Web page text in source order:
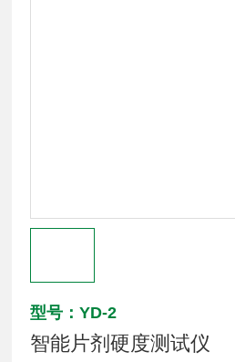
型号：YD-2
智能片剂硬度测试仪